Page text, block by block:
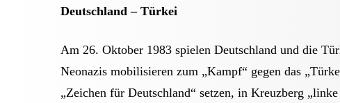
Deutschland – Türkei
Am 26. Oktober 1983 spielen Deutschland und die
Neonazis mobilisieren zum „Kampf“ gegen das
„Zeichen für Deutschland“ setzen, in Kreuzberg